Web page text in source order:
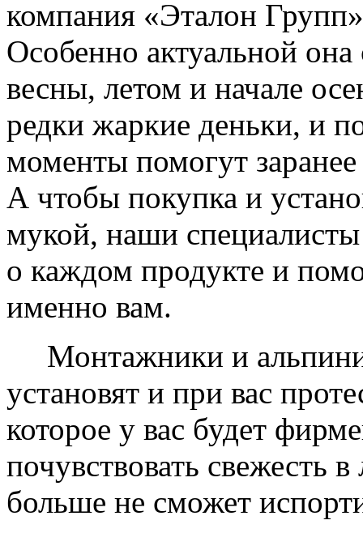
компания «Эталон
Особенно актуальной она
весны, летом и начале
редки жаркие деньки, и
моменты помогут
А чтобы покупка и
мукой, наши специалисты
о каждом продукте и
именно вам.
Монтажники и
установят и при вас
которое у вас будет
почувствовать свежесть
больше не сможет